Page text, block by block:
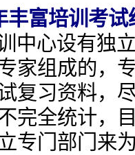
丰富培训考试
中心设有独
家组成的，
复习资料，
完全统计，
专门部门来